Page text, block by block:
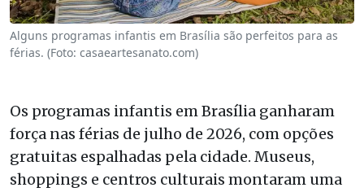
Alguns programas infantis em Brasília são perfeitos para as
férias. (Foto: casaeartesanato.com)
Os programas infantis em Brasília ganharam
força nas férias de julho de 2026, com opções
gratuitas espalhadas pela cidade. Museus,
shoppings e centros culturais montaram uma